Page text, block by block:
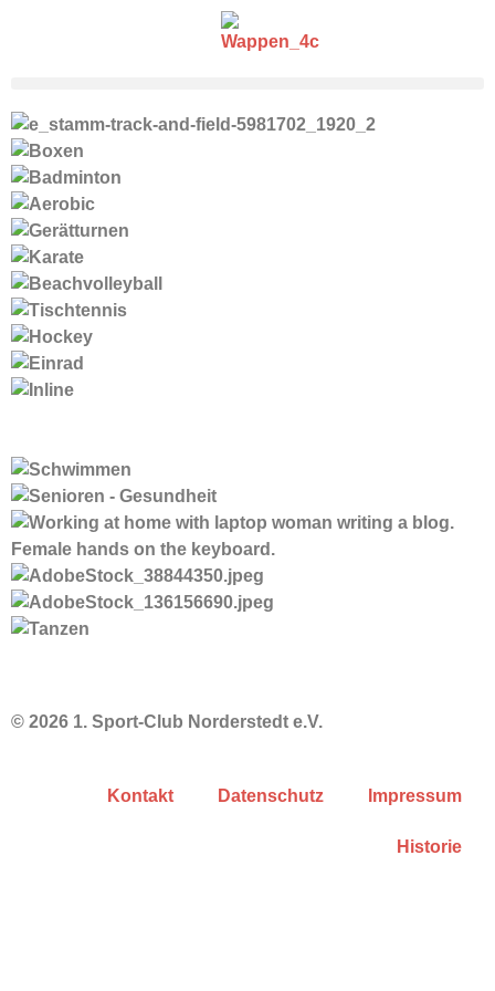
© 2026 1. Sport-Club Norderstedt e.V.
Kontakt Datenschutz Impressum
Historie